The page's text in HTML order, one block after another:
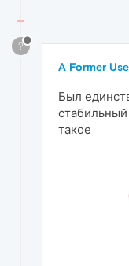
?
A Former
Был
такое